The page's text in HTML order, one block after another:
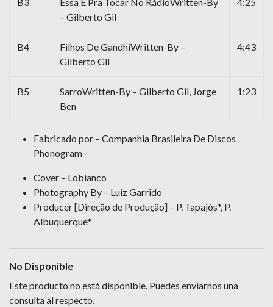
– Gilberto Gil
B4
Filhos De GandhiWritten-By –
Gilberto Gil
4:43
B5
SarroWritten-By – Gilberto Gil, Jorge
Ben
1:23
Fabricado por – Companhia Brasileira De Discos
Phonogram
Cover – Lobianco
Photography By – Luiz Garrido
Producer [Direção de Produção] – P. Tapajós*, P.
Albuquerque*
No Disponible
Este producto no está disponible. Puedes enviarnos una
consulta al respecto.